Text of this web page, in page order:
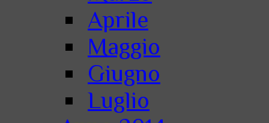
Aprile
Maggio
Giugno
Luglio